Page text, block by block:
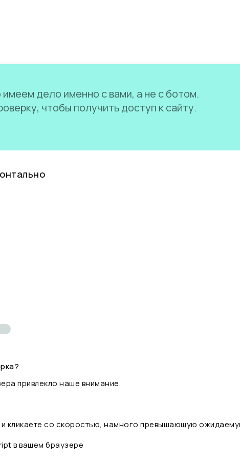
дело именно с вами, а не с ботом.
чтобы получить доступ к сайту.
привлекло наше внимание.
кликаете со скоростью, намного превышающую
в вашем браузере